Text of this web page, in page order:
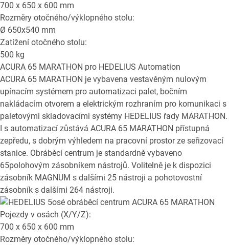
700 x 650 x 600 mm
Rozměry otočného/výklopného stolu:
Ø 650x540 mm
Zatížení otočného stolu:
500 kg
ACURA 65 MARATHON pro HEDELIUS Automation
ACURA 65 MARATHON je vybavena vestavěným nulovým
upínacím systémem pro automatizaci palet, bočním
nakládacím otvorem a elektrickým rozhraním pro komunikaci s
paletovými skladovacími systémy HEDELIUS řady MARATHON.
I s automatizací zůstává ACURA 65 MARATHON přístupná
zepředu, s dobrým výhledem na pracovní prostor ze seřizovací
stanice. Obráběcí centrum je standardně vybaveno
65polohovým zásobníkem nástrojů. Volitelně je k dispozici
zásobník MAGNUM s dalšími 25 nástroji a pohotovostní
zásobník s dalšími 264 nástroji.
Pojezdy v osách (X/Y/Z):
700 x 650 x 600 mm
Rozměry otočného/výklopného stolu: